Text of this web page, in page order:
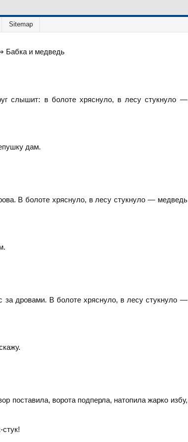
Sitemap
Бабка и медведь
слышит: в болоте хряснуло, в лесу стукнуло —
дам.
В болоте хряснуло, в лесу стукнуло — медведь
за дровами. В болоте хряснуло, в лесу стукнуло —
поставила, ворота подперла, натопила жарко избу,